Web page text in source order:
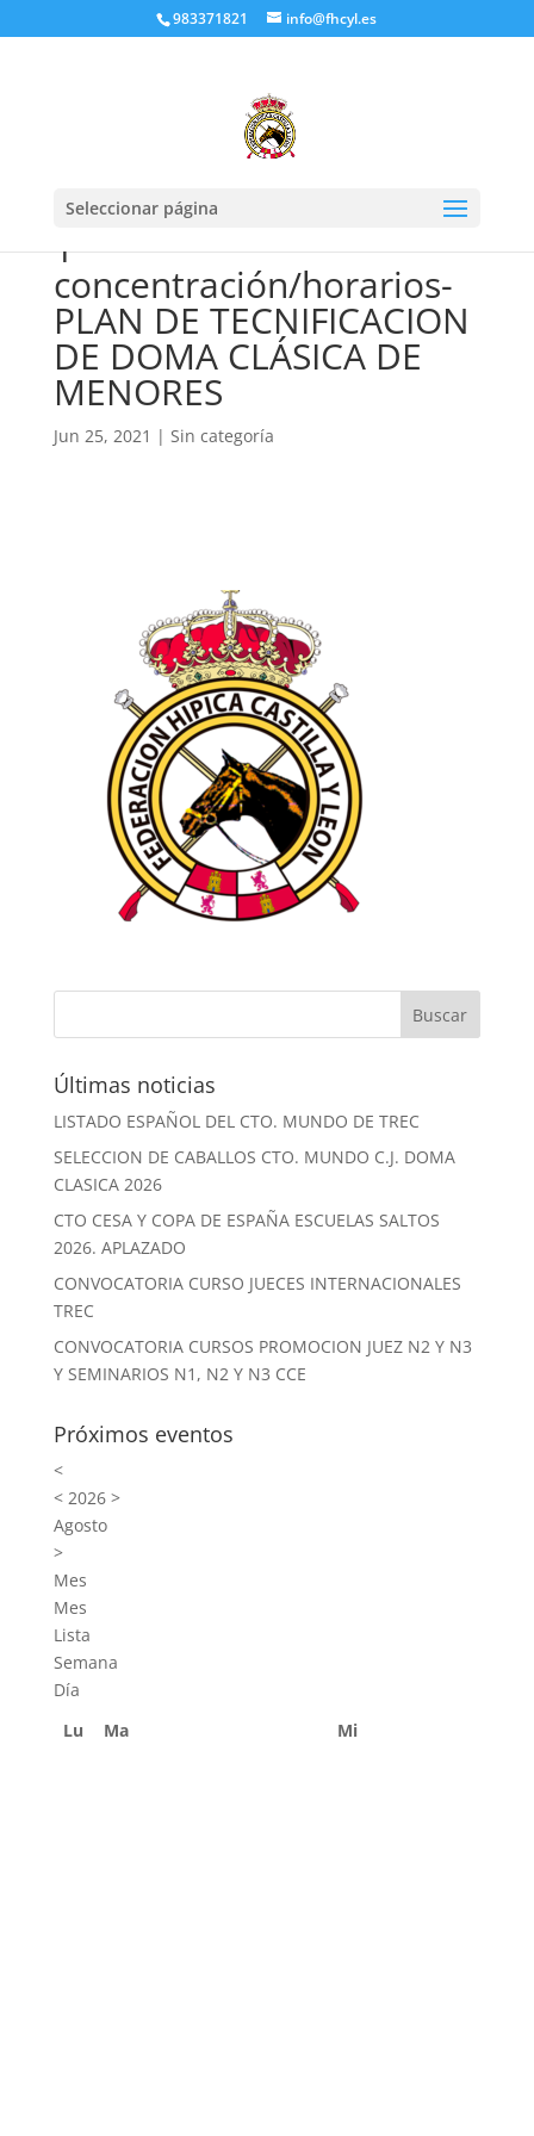
983371821 info@fhcyl.es
Seleccionar página
1ª
concentración/horarios-
PLAN DE TECNIFICACION
DE DOMA CLÁSICA DE
MENORES
Jun 25, 2021 | Sin categoría
Últimas noticias
LISTADO ESPAÑOL DEL CTO. MUNDO DE TREC
SELECCION DE CABALLOS CTO. MUNDO C.J. DOMA
CLASICA 2026
CTO CESA Y COPA DE ESPAÑA ESCUELAS SALTOS
2026. APLAZADO
CONVOCATORIA CURSO JUECES INTERNACIONALES
TREC
CONVOCATORIA CURSOS PROMOCION JUEZ N2 Y N3
Y SEMINARIOS N1, N2 Y N3 CCE
Próximos eventos
<
<2026 >
Agosto
>
Mes
Mes
Lista
Semana
Día
Lu
Ma Mi